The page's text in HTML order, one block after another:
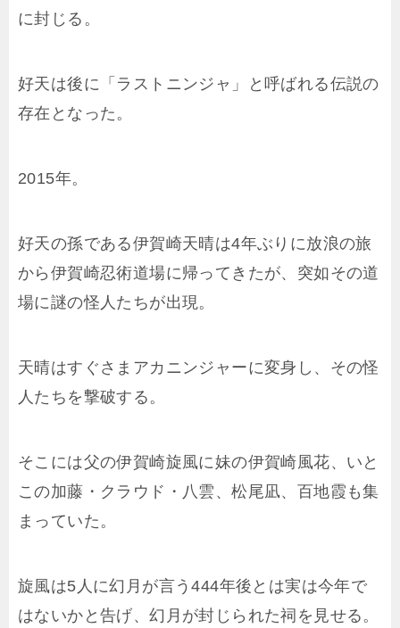
に封じる。
好天は後に「ラストニンジャ」と呼ばれる伝説の
存在となった。
2015年。
好天の孫である伊賀崎天晴は4年ぶりに放浪の旅
から伊賀崎忍術道場に帰ってきたが、突如その道
場に謎の怪人たちが出現。
天晴はすぐさまアカニンジャーに変身し、その怪
人たちを撃破する。
そこには父の伊賀崎旋風に妹の伊賀崎風花、いと
この加藤・クラウド・八雲、松尾凪、百地霞も集
まっていた。
旋風は5人に幻月が言う444年後とは実は今年で
はないかと告げ、幻月が封じられた祠を見せる。